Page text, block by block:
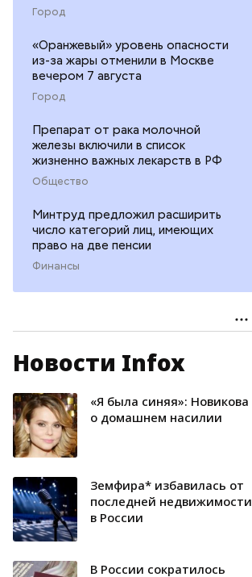
Город
«Оранжевый» уровень опасности
из-за жары отменили в Москве
вечером 7 августа
Город
Препарат от рака молочной
железы включили в список
жизненно важных лекарств в РФ
Общество
Минтруд предложил расширить
число категорий лиц, имеющих
право на две пенсии
Финансы
Новости Infox
«Я была синяя»: Новикова
о домашнем насилии
Земфира* избавилась от
последней недвижимости
в России
В России сократилось